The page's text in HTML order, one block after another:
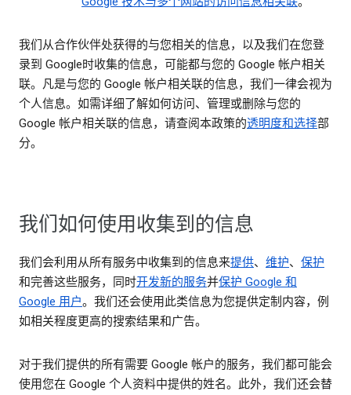
我们从合作伙伴处获得的与您相关的信息，以及我们在您登
录到 Google时收集的信息，可能都与您的 Google 帐户相关
联。凡是与您的 Google 帐户相关联的信息，我们一律会视为
个人信息。如需详细了解如何访问、管理或删除与您的
Google 帐户相关联的信息，请查阅本政策的透明度和选择部
分。
我们如何使用收集到的信息
我们会利用从所有服务中收集到的信息来提供、 维护、 保护
和完善这些服务，同时开发新的服务并保护 Google 和
Google 用户。我们还会使用此类信息为您提供定制内容，例
如相关程度更高的搜索结果和广告。
对于我们提供的所有需要 Google 帐户的服务，我们都可能会
使用您在 Google 个人资料中提供的姓名。此外，我们还会替